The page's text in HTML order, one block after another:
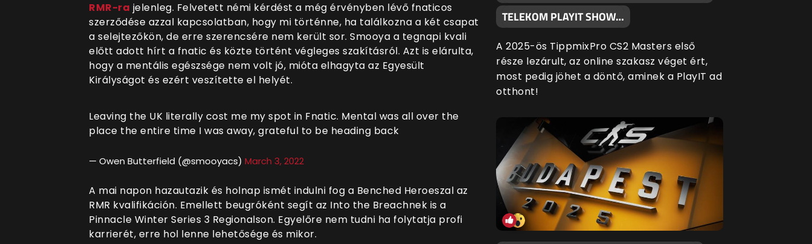
RMR-ra jelenleg. Felvetett némi kérdést a még érvényben lévő fnaticos
szerződése azzal kapcsolatban, hogy mi történne, ha találkozna a két csapat
a selejtezőkön, de erre szerencsére nem került sor. Smooya a tegnapi kvali
előtt adott hírt a fnatic és közte történt végleges szakításról. Azt is elárulta,
hogy a mentális egészsége nem volt jó, mióta elhagyta az Egyesült
Királyságot és ezért veszítette el helyét.
Leaving the UK literally cost me my spot in Fnatic. Mental was all over the
place the entire time I was away, grateful to be heading back
— Owen Butterfield (@smooyacs) March 3, 2022
A mai napon hazautazik és holnap ismét indulni fog a Benched Heroeszal az
RMR kvalifikáción. Emellett beugróként segít az Into the Breachnek is a
Pinnacle Winter Series 3 Regionalson. Egyelőre nem tudni ha folytatja profi
karrierét, erre hol lenne lehetősége és mikor.
TELEKOM PLAYIT SHOW…
A 2025-ös TippmixPro CS2 Masters első
része lezárult, az online szakasz véget ért,
most pedig jöhet a döntő, aminek a PlayIT ad
otthont!